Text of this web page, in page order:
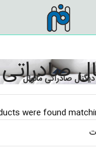
دیگنال صادراتی مانوئل
were found